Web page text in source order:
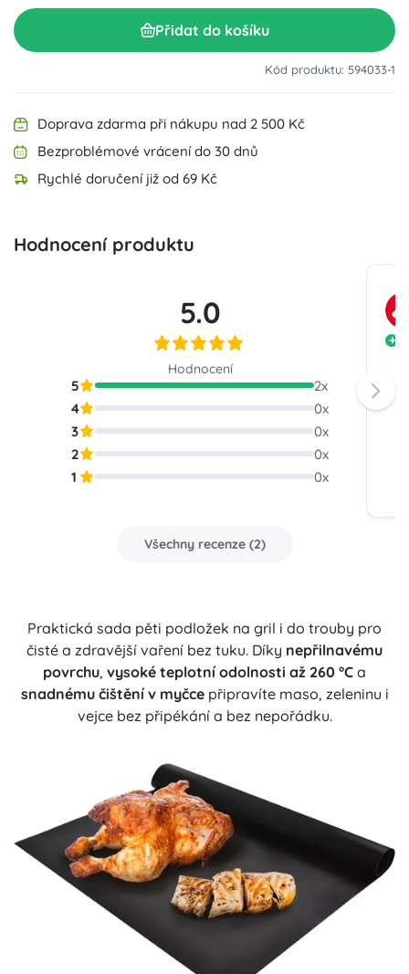
Přidat do košíku
Kód produktu: 594033-1
Doprava zdarma při nákupu nad 2 500 Kč
Bezproblémové vrácení do 30 dnů
Rychlé doručení již od 69 Kč
Hodnocení produktu
5.0
Hodnocení
5 2x
4
0x
3
0x
2
0x
1
0x
Všechny recenze(2)
Praktická sada pěti podložek na gril i do trouby pro
čisté a zdravější vaření bez tuku. Díky nepřilnavému
povrchu, vysoké teplotní odolnosti až 260 °C a
snadnému čištění v myčcepřipravíte maso, zeleninu i
vejce bez připékání a bez nepořádku.